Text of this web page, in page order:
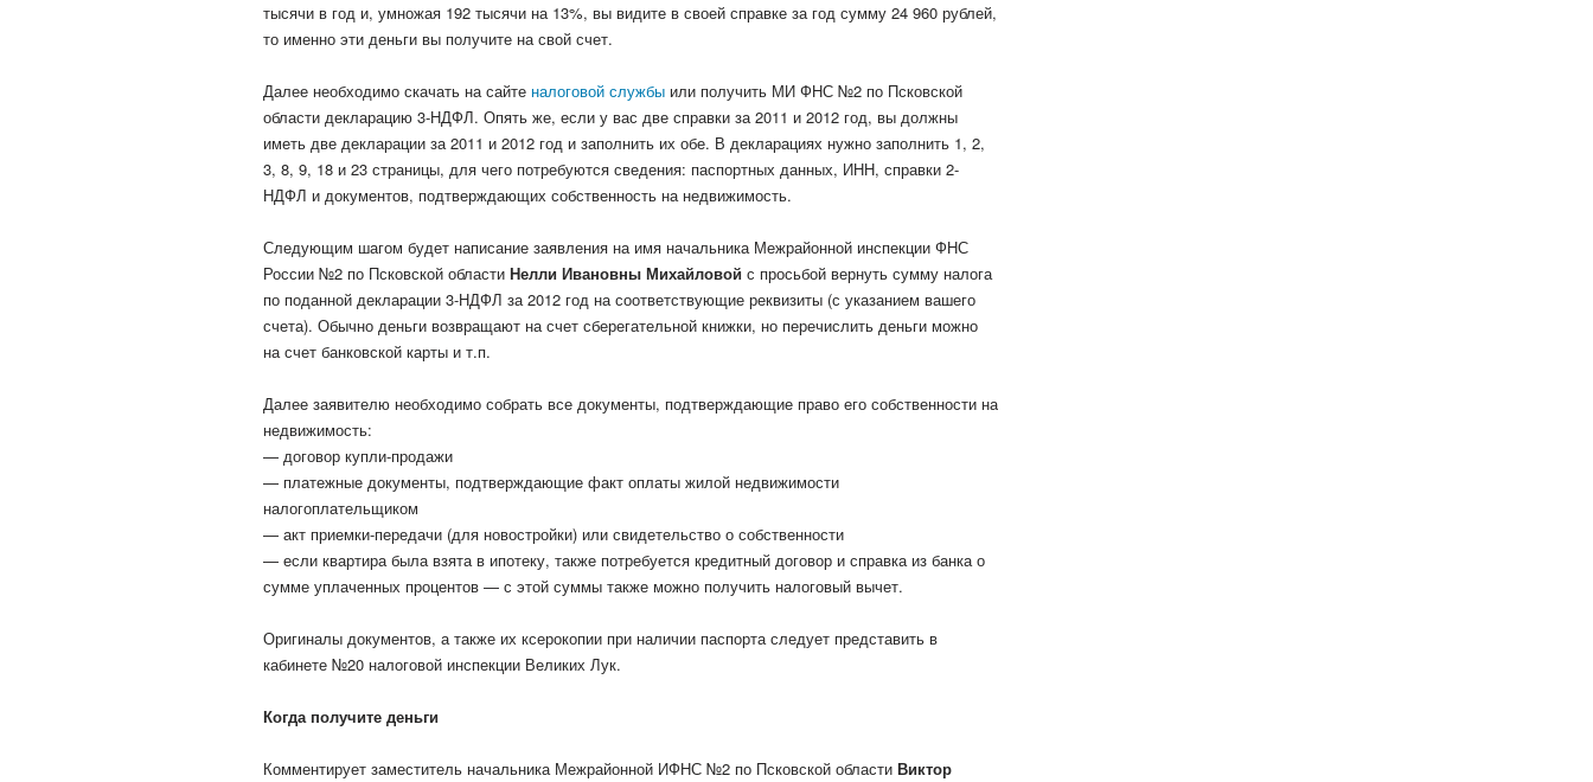
тысячи в год и, умножая 192 тысячи на 13%, вы видите в своей справке за год сумму 24 960 рублей,
то именно эти деньги вы получите на свой счет.
Далее необходимо скачать на сайте налоговой службы или получить МИ ФНС №2 по Псковской
области декларацию 3-НДФЛ. Опять же, если у вас две справки за 2011 и 2012 год, вы должны
иметь две декларации за 2011 и 2012 год и заполнить их обе. В декларациях нужно заполнить 1, 2,
3, 8, 9, 18 и 23 страницы, для чего потребуются сведения: паспортных данных, ИНН, справки 2-
НДФЛ и документов, подтверждающих собственность на недвижимость.
Следующим шагом будет написание заявления на имя начальника Межрайонной инспекции ФНС
России №2 по Псковской области Нелли Ивановны Михайловой с просьбой вернуть сумму налога
по поданной декларации 3-НДФЛ за 2012 год на соответствующие реквизиты (с указанием вашего
счета). Обычно деньги возвращают на счет сберегательной книжки, но перечислить деньги можно
на счет банковской карты и т.п.
Далее заявителю необходимо собрать все документы, подтверждающие право его собственности на
недвижимость:
— договор купли-продажи
— платежные документы, подтверждающие факт оплаты жилой недвижимости
налогоплательщиком
— акт приемки-передачи (для новостройки) или свидетельство о собственности
— если квартира была взята в ипотеку, также потребуется кредитный договор и справка из банка о
сумме уплаченных процентов — с этой суммы также можно получить налоговый вычет.
Оригиналы документов, а также их ксерокопии при наличии паспорта следует представить в
кабинете №20 налоговой инспекции Великих Лук.
Когда получите деньги
Комментирует заместитель начальника Межрайонной ИФНС №2 по Псковской области Виктор